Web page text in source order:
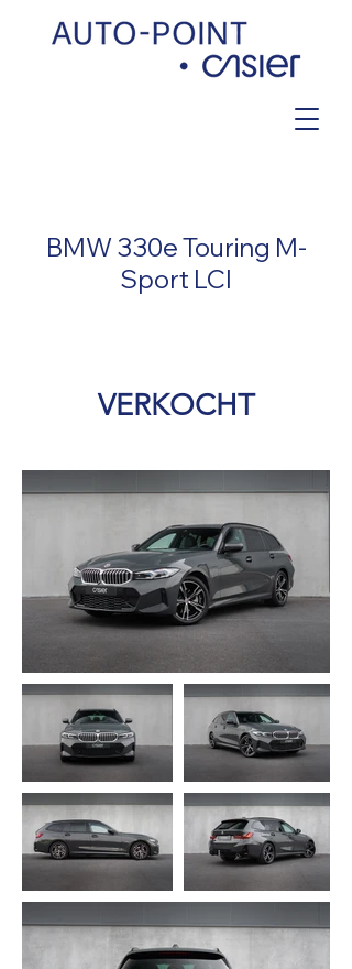
BMW 330e Touring M-
Sport LCI
VERKOCHT